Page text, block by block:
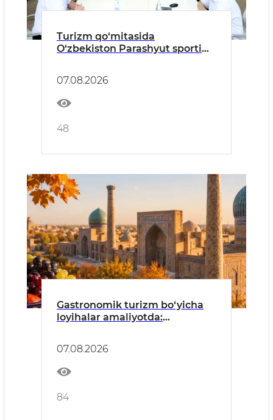
Turizm qo‘mitasida
O‘zbekiston Parashyut sporti
07.08.2026
48
Gastronomik turizm bo‘yicha
loyihalar amaliyotda:
07.08.2026
84